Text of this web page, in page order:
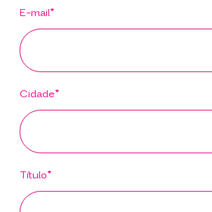
E-mail*
Cidade*
Título*